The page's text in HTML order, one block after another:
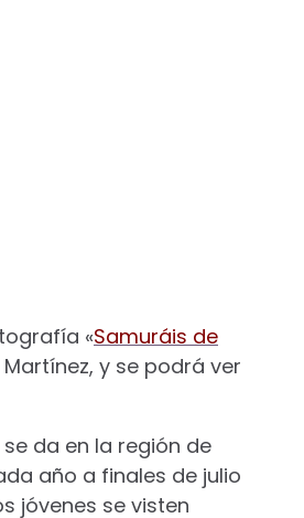
«Samuráis de
y se podrá ver
da en la región de
año a finales de julio
jóvenes se visten